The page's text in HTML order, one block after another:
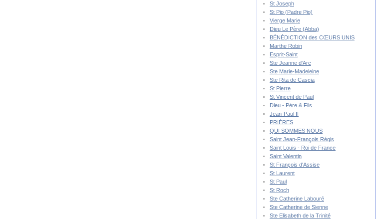
St Joseph
St Pio (Padre Pio)
Vierge Marie
Dieu Le Père (Abba)
BÉNÉDICTION des CŒURS UNIS
Marthe Robin
Esprit-Saint
Ste Jeanne d'Arc
Ste Marie-Madeleine
Ste Rita de Cascia
St Pierre
St Vincent de Paul
Dieu - Père & Fils
Jean-Paul II
PRIÈRES
QUI SOMMES NOUS
Saint Jean-François Régis
Saint Louis - Roi de France
Saint Valentin
St François d'Assise
St Laurent
St Paul
St Roch
Ste Catherine Labouré
Ste Catherine de Sienne
Ste Elisabeth de la Trinité